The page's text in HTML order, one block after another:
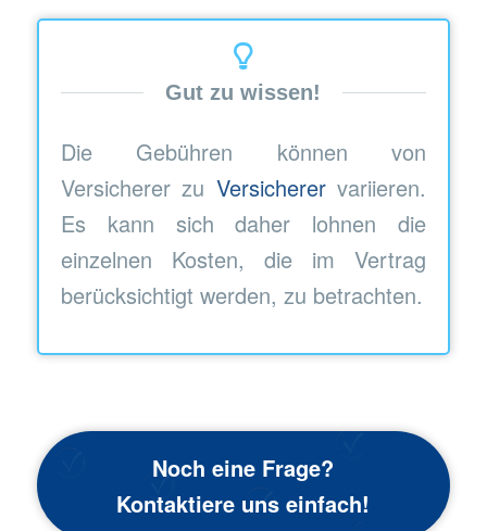
Gut zu wissen!
Die Gebühren können von
Versicherer zu Versicherervariieren.
Es kann sich daher lohnen die
einzelnen Kosten, die im Vertrag
berücksichtigt werden, zu betrachten.
Noch eine Frage?
Kontaktiere uns einfach!